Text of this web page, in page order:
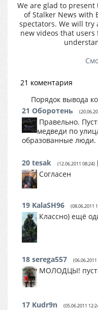
We are glad to
of Stalker News with
spectators. We will try
new videos that
21 коментария
Порядок вывода
21 Оборотень
Правельно.
медведи по
образованные
20 tesak (12.06.2011 08:24)
Согласен
19 KalaSH96 (08.06.2011
Классно) ещё
18 serega557
МОЛОДЦЫ!
17 Kudr9n (05.06.2011